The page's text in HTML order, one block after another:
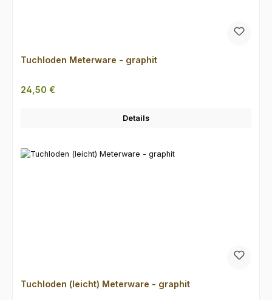
Tuchloden Meterware - graphit
Regulärer Preis:
24,50 €
Details
Tuchloden (leicht) Meterware - graphit